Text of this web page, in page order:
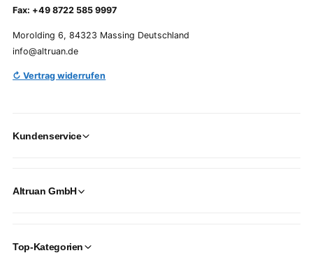
Fax: +49 8722 585 9997
Morolding 6, 84323 Massing Deutschland
info@altruan.de
↻ Vertrag widerrufen
Kundenservice
Altruan GmbH
Top-Kategorien